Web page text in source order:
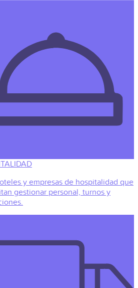
y empresas de hospitalidad que
gestionar personal, turnos y